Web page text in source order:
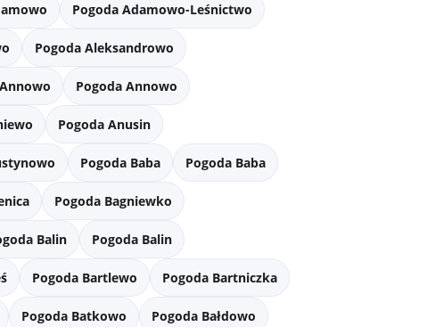
Pogoda Adamowo-Leśnictwo
Pogoda Aleksandrowo
Pogoda Annowo
Pogoda Anusin
Pogoda Baba Pogoda Baba
Pogoda Bagniewko
Balin Pogoda Balin
Pogoda Bartlewo Pogoda Bartniczka
Pogoda Batkowo Pogoda Bałdowo